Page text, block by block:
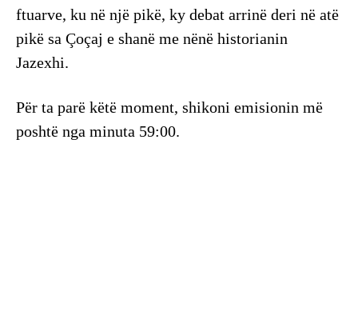
ftuarve, ku në një pikë, ky debat arrinë deri në atë
pikë sa Çoçaj e shanë me nënë historianin
Jazexhi.
Për ta parë këtë moment, shikoni emisionin më
poshtë nga minuta 59:00.